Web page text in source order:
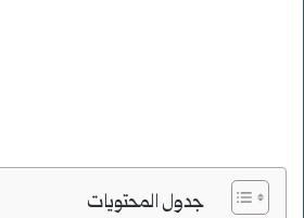
جدول المحتويات